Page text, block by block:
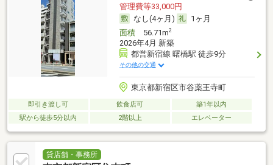
管理費等33,000円
なし(4ヶ月)
1ヶ月
面積56.71m2
2026年4月 新築
都営新宿線 曙橋駅 徒歩9分
その他の交通
東京都新宿区市谷薬王寺町
即引き渡し可 飲食店可
築1年以内
駅から徒歩5分以内
2階以上 エレベーター
貸店舗・事務所